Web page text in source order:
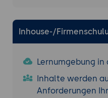
Automated
gestützte
Interaktionen
Gamification:
10. Praxis-
Inhouse-/
Lernumgebung in
Inhalte werden
Anforderungen